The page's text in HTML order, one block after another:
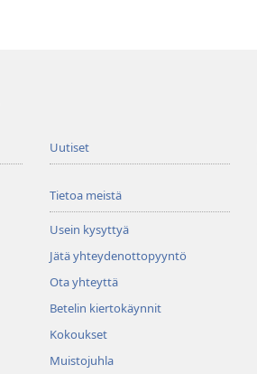
Uutiset
Tietoa meistä
Usein kysyttyä
Jätä yhteydenottopyyntö
Ota yhteyttä
Betelin kiertokäynnit
Kokoukset
Muistojuhla